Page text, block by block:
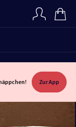
Zur App